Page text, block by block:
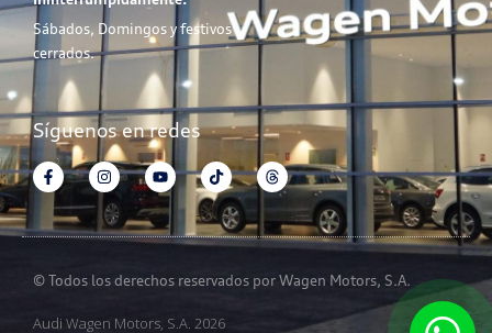
Sábados, Domingos y festivos
cerrados.
Síguenos en redes
© Todos los derechos reservados por Wagen Motors, S.A.
Audi Wagen Motors, S.A. 2026